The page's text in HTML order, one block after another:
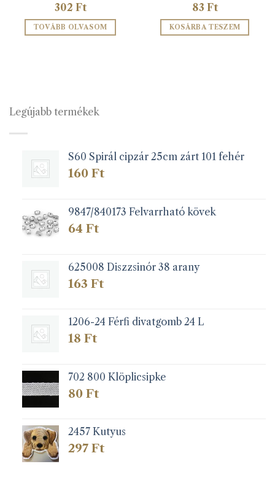
302 Ft
TOVÁBB OLVASOM
83 Ft
KOSÁRBA TESZEM
Legújabb termékek
S60 Spirál cipzár 25cm zárt 101 fehér
160 Ft
9847/840173 Felvarrható kövek
64 Ft
625008 Diszzsinór 38 arany
163 Ft
1206-24 Férfi divatgomb 24 L
18 Ft
702 800 Klöplicsipke
80 Ft
2457 Kutyus
297 Ft